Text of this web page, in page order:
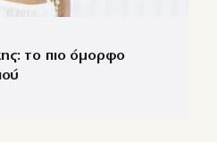
το πιο όμορφο